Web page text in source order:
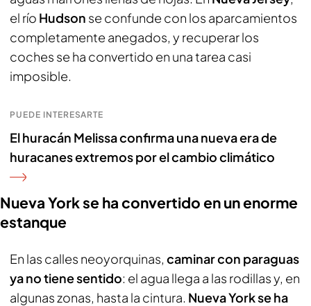
el río Hudson se confunde con los aparcamientos
completamente anegados, y recuperar los
coches se ha convertido en una tarea casi
imposible.
PUEDE INTERESARTE
El huracán Melissa confirma una nueva era de
huracanes extremos por el cambio climático
Nueva York se ha convertido en un enorme
estanque
En las calles neoyorquinas, caminar con paraguas
ya no tiene sentido: el agua llega a las rodillas y, en
algunas zonas, hasta la cintura. Nueva York se ha